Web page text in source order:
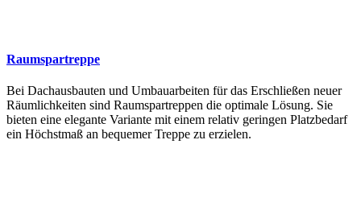
Raumspartreppe
Bei Dachausbauten und Umbauarbeiten für das Erschließen neuer
Räumlichkeiten sind Raumspartreppen die optimale Lösung. Sie
bieten eine elegante Variante mit einem relativ geringen Platzbedarf
ein Höchstmaß an bequemer Treppe zu erzielen.